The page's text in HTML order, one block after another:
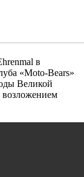
в
«Moto-Bears»
Великой